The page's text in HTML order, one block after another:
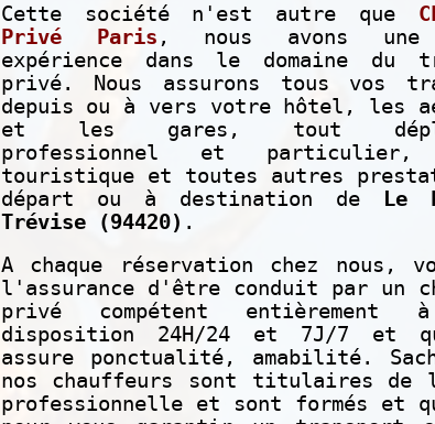
Cette société n'est autre que
Privé Paris , nous avons une
expérience dans le domaine du
privé. Nous assurons tous vos
depuis ou à vers votre hôtel, les
et les gares, tout
professionnel et particulier,
touristique et toutes autres
départ ou à destination de
Le
Trévise (94420) .
A chaque réservation chez nous,
l'assurance d'être conduit par un
privé compétent entièrement
disposition 24H/24 et 7J/7 et
assure ponctualité, amabilité.
nos chauffeurs sont titulaires de
professionnelle et sont formés et